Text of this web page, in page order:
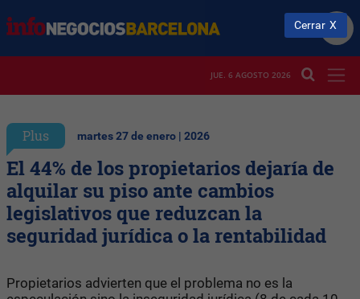
JUE. 6 AGOSTO 2026
Plus martes 27 de enero | 2026
El 44% de los propietarios dejaría de
alquilar su piso ante cambios
legislativos que reduzcan la
seguridad jurídica o la rentabilidad
Propietarios advierten que el problema no es la
Cerrar